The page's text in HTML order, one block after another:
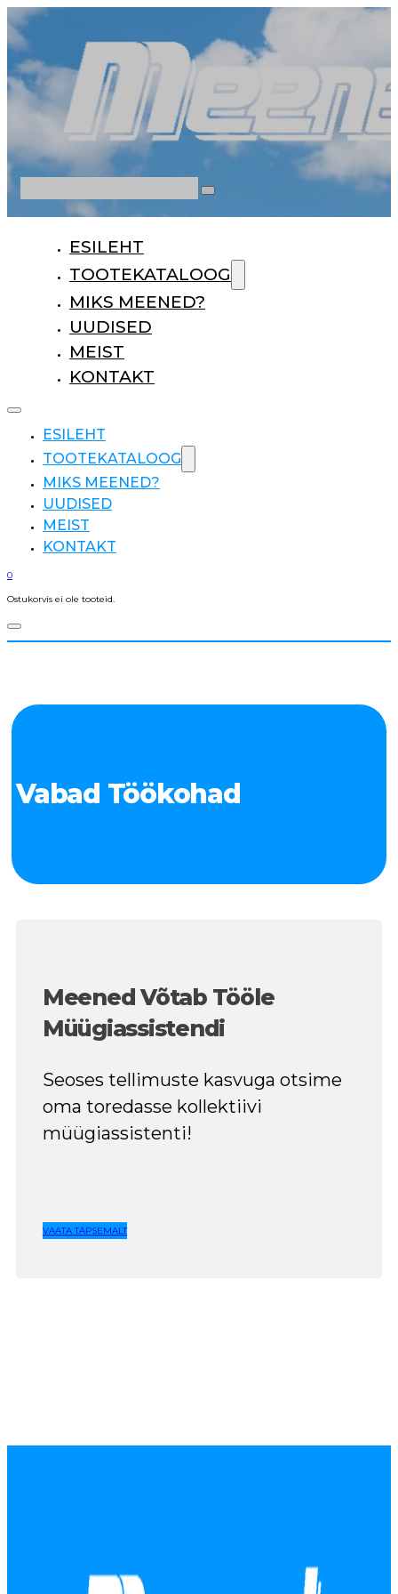
ESILEHT
TOOTEKATALOOG
MIKS MEENED?
UUDISED
MEIST
KONTAKT
ESILEHT
TOOTEKATALOOG
MIKS MEENED?
UUDISED
MEIST
KONTAKT
0
Ostukorvis ei ole tooteid.
Vabad Töökohad
Meened Võtab Tööle
Müügiassistendi
Seoses tellimuste kasvuga otsime
oma toredasse kollektiivi
müügiassistenti!
VAATA TÄPSEMALT